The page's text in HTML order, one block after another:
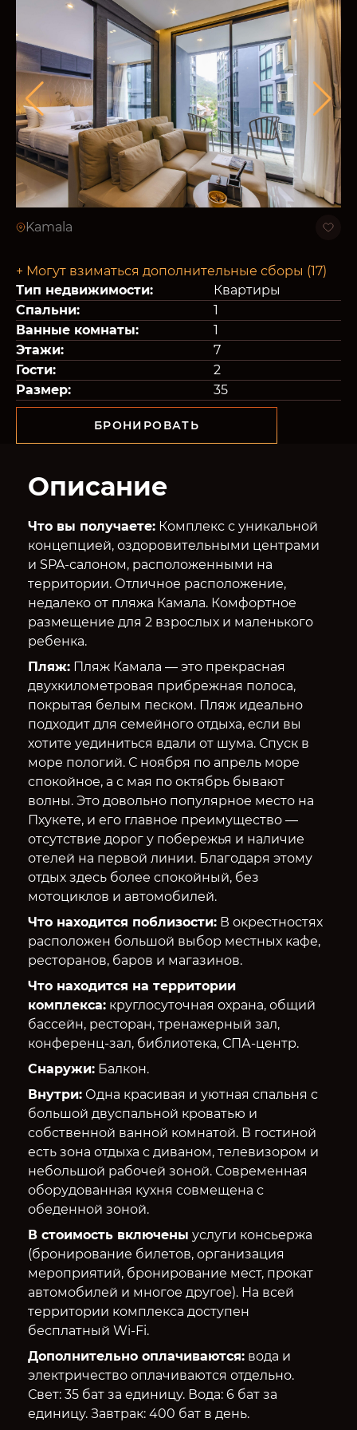
Kamala
+ Могут взиматься дополнительные сборы (17)
Тип недвижимости:
Квартиры
Спальни:
1
Ванные комнаты:
1
Этажи:
7
Гости:
2
Размер:
35
БРОНИРОВАТЬ
Описание
Что вы получаете:Комплекс с уникальной
концепцией, оздоровительными центрами
и SPA-салоном, расположенными на
территории. Отличное расположение,
недалеко от пляжа Камала. Комфортное
размещение для 2 взрослых и маленького
ребенка.
Пляж:Пляж Камала — это прекрасная
двухкилометровая прибрежная полоса,
покрытая белым песком. Пляж идеально
подходит для семейного отдыха, если вы
хотите уединиться вдали от шума. Спуск в
море пологий. С ноября по апрель море
спокойное, а с мая по октябрь бывают
волны. Это довольно популярное место на
Пхукете, и его главное преимущество —
отсутствие дорог у побережья и наличие
отелей на первой линии. Благодаря этому
отдых здесь более спокойный, без
мотоциклов и автомобилей.
Что находится поблизости:В окрестностях
расположен большой выбор местных кафе,
ресторанов, баров и магазинов.
Что находится на территории
комплекса:круглосуточная охрана, общий
бассейн, ресторан, тренажерный зал,
конференц-зал, библиотека, СПА-центр.
Снаружи:Балкон.
Внутри:Одна красивая и уютная спальня с
большой двуспальной кроватью и
собственной ванной комнатой. В гостиной
есть зона отдыха с диваном, телевизором и
небольшой рабочей зоной. Современная
оборудованная кухня совмещена с
обеденной зоной.
В стоимость включены услуги консьержа
(бронирование билетов, организация
мероприятий, бронирование мест, прокат
автомобилей и многое другое). На всей
территории комплекса доступен
бесплатный Wi-Fi.
Дополнительно оплачиваются:вода и
электричество оплачиваются отдельно.
Свет: 35 бат за единицу. Вода: 6 бат за
единицу. Завтрак: 400 бат в день.